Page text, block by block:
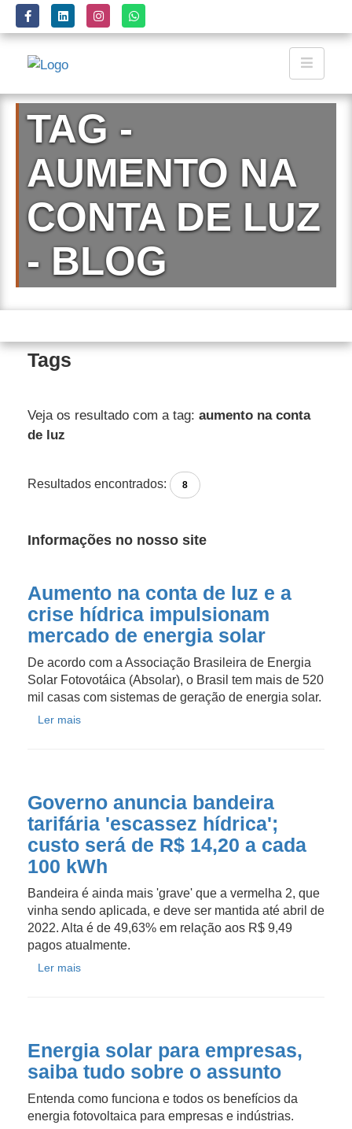
TAG -
AUMENTO NA
CONTA DE LUZ
- BLOG
Tags
Veja os resultado com a tag: aumento na conta
de luz
Resultados encontrados: 8
Informações no nosso site
Aumento na conta de luz e a
crise hídrica impulsionam
mercado de energia solar
De acordo com a Associação Brasileira de Energia
Solar Fotovotáica (Absolar), o Brasil tem mais de 520
mil casas com sistemas de geração de energia solar.
Ler mais
Governo anuncia bandeira
tarifária 'escassez hídrica';
custo será de R$ 14,20 a cada
100 kWh
Bandeira é ainda mais 'grave' que a vermelha 2, que
vinha sendo aplicada, e deve ser mantida até abril de
2022. Alta é de 49,63% em relação aos R$ 9,49
pagos atualmente.
Ler mais
Energia solar para empresas,
saiba tudo sobre o assunto
Entenda como funciona e todos os benefícios da
energia fotovoltaica para empresas e indústrias.